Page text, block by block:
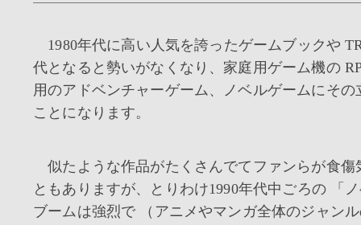
1980年代に高い人気を誇ったゲームブックや
代となると勢いがなくなり、家庭用ゲーム機の
用のアドベンチャーゲーム、ノベルゲームにその
ことになります。
似たような作品がたくさんでてファンらが食傷
ともありますが、とりわけ1990年代中ごろの 「
ブームは強烈で （アニメやマンガ全体のジャン